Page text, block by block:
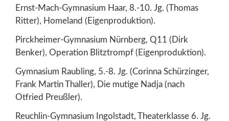
Ernst-Mach-Gymnasium Haar, 8.-10. Jg. (Thomas
Ritter), Homeland (Eigenproduktion).
Pirckheimer-Gymnasium Nürnberg, Q11 (Dirk
Benker), Operation Blitztrompf (Eigenproduktion).
Gymnasium Raubling, 5.-8. Jg. (Corinna Schürzinger,
Frank Martin Thaller), Die mutige Nadja (nach
Otfried Preußler).
Reuchlin-Gymnasium Ingolstadt, Theaterklasse 6. Jg.